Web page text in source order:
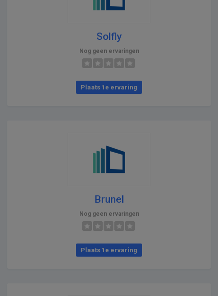
Solfly
Nog geen ervaringen
Plaats 1e ervaring
Brunel
Nog geen ervaringen
Plaats 1e ervaring